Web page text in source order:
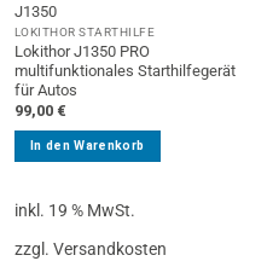
J1350
LOKITHOR STARTHILFE
Lokithor J1350 PRO
multifunktionales Starthilfegerät
für Autos
99,00 €
In den Warenkorb
inkl. 19 % MwSt.
zzgl. Versandkosten